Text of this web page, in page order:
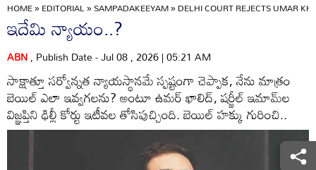
HOME»EDITORIAL»SAMPADAKEEYAM»DELHI COURT REJECTS UMAR
ఇదేమి న్యాయం..?
ABN, Publish Date - Jul 08 , 2026 | 05:21 AM
సాక్షాత్తూ సర్వోన్నత న్యాయస్థానమే స్పష్టంగా చెప్పాక, నేను మాత్రం
బెయిల్‌ ఎలా ఇవ్వగలను? అంటూ ఉమర్‌ ఖాలిద్‌, షర్జీల్‌ ఇమామ్‌ల
విజ్ఞప్తిని ఢిల్లీ కోర్టు ఇటీవల తోసిపుచ్చింది. బెయిల్‌ హక్కు గురించి..